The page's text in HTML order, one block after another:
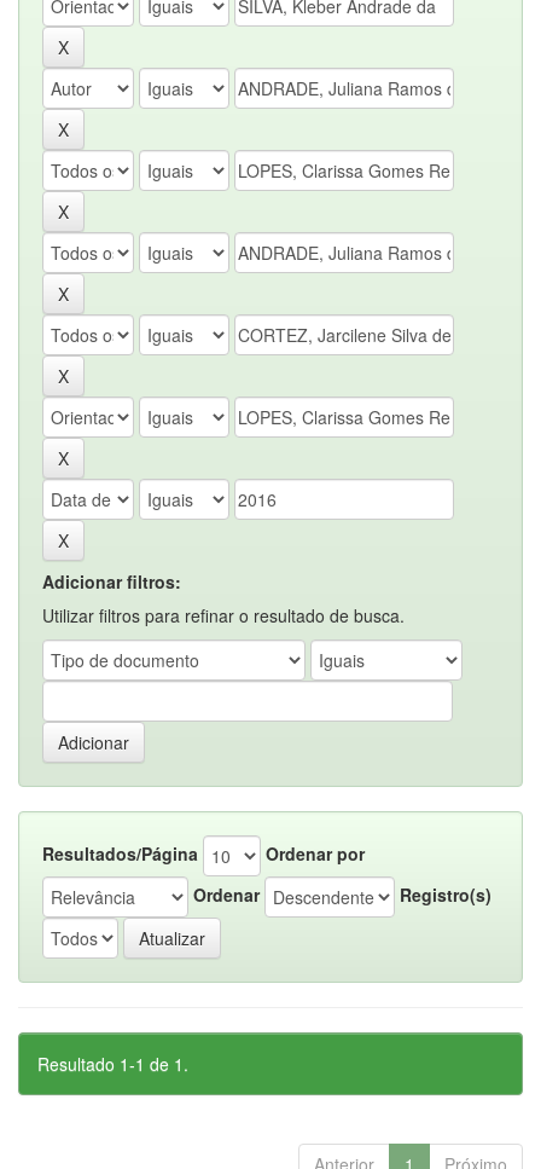
Adicionar filtros:
Utilizar filtros para refinar o resultado de busca.
Resultados/Página
Ordenar por
Ordenar
Registro(s)
Resultado 1-1 de 1.
Anterior 1 Próximo